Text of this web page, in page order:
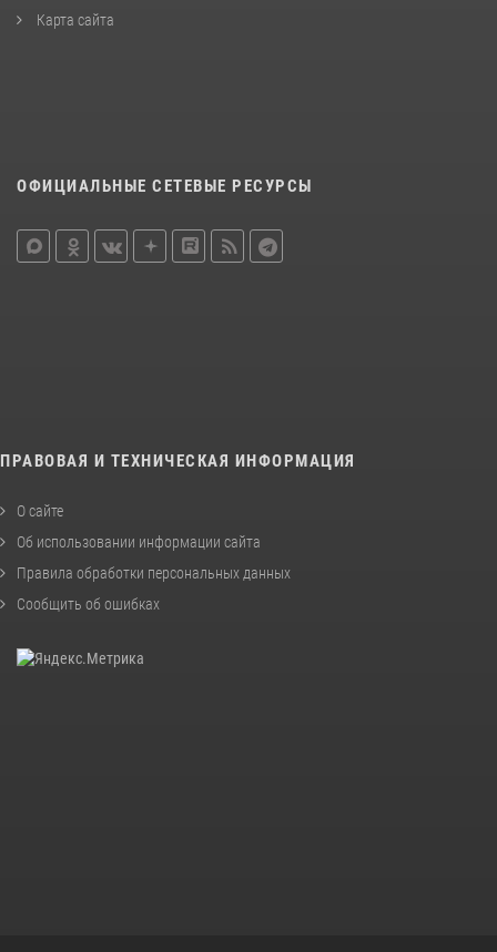
Карта сайта
ОФИЦИАЛЬНЫЕ СЕТЕВЫЕ РЕСУРСЫ
ПРАВОВАЯ И ТЕХНИЧЕСКАЯ ИНФОРМАЦИЯ
О сайте
Об использовании информации сайта
Правила обработки персональных данных
Сообщить об ошибках